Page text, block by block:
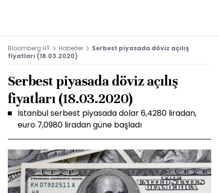
Bloomberg HT Haberler
Serbest piyasada döviz açılış
fiyatları (18.03.2020)
Serbest piyasada döviz açılış
fiyatları (18.03.2020)
İstanbul serbest piyasada dolar 6,4280 liradan,
euro 7,0980 liradan güne başladı